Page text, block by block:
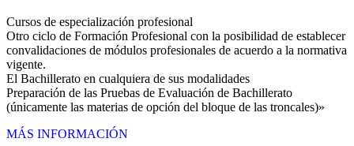
Cursos de especialización profesional
Otro ciclo de Formación Profesional con la posibilidad de establecer
convalidaciones de módulos profesionales de acuerdo a la normativa
vigente.
El Bachillerato en cualquiera de sus modalidades
Preparación de las Pruebas de Evaluación de Bachillerato
(únicamente las materias de opción del bloque de las troncales)»
MÁS INFORMACIÓN